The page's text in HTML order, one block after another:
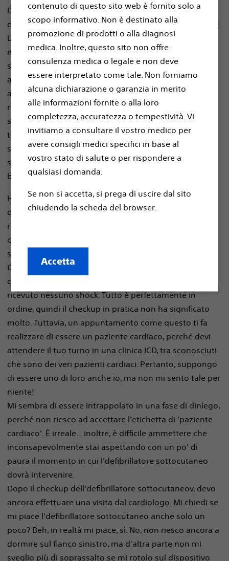
contenuto di questo sito web è fornito solo a
scopo informativo. Non è destinato alla
promozione di prodotti o alla diagnosi
medica. Inoltre, questo sito non offre
consulenza medica o legale e non deve
essere interpretato come tale. Non forniamo
alcuna dichiarazione o garanzia in merito
alle informazioni fornite o alla loro
completezza, accuratezza o tempestività. Vi
invitiamo a consultare il vostro medico per
avere consigli medici specifici in base al
vostro stato di salute o per rispondere a
qualsiasi domanda.
Se non si accetta, si prega di uscire dal sito
chiudendo la scheda del browser.
Accetta
Dopo sei mesi, non ho ancora recuperato
completamente la forma fisica, ma ci sono molto vicino.
Le prime settimane, non riuscivo a credere che sarei
mai più tornato in forma. Ma, improvvisamente, è
sembrato come se fosse stato premuto un pulsante di
accensione invisibile. Il mio livello di forma fisica è
aumentato enormemente: che sollievo! Sono perfino
riuscito a tornare ad andare in bicicletta due volte a
settimana, indossando una maglietta di protezione
toracica per proteggere il mio defibrillatore
sottocutaneo. È stato come vincere la lotteria; mi sono
sentito così felice quando ho scoperto che potevo
beatamente andare in bicicletta di nuovo.
Ho appena avuto il mio primo checkup
dell'defibrillatore sottocutaneo. Mi sono sdraiato e
rilassato mentre il tecnico ICD eseguiva un ECG e
contemporaneamente leggeva l'defibrillatore
sottocutaneo in wireless.
Diagnosi: la batteria è ancora quasi completamente
carica e funziona perfettamente, inoltre non ho ancora
ricevuto nessuno shock. Tutto è perfettamente in
ordine, quindi il checkup in pratica non ha significato
molto. Tuttavia, un appuntamento come questo ti fa
realizzare di essere un paziente cardiaco, perché devi
attendere il tuo turno in una clinica ICD, tra sconosciuti
che sono dei veri pazienti cardiaci. Pertanto, suppongo
di essere uno di loro anche io, ma non mi sento tale per
niente!
Mi sembra di essere intrappolato in una fase di diniego,
perché non riesco ad accettare l'etichetta di 'paziente
cardiaco'. È irreale... inoltre, è difficile ammettere che
inconsapevolmente stai aspettando con un po' di
paura il momento in cui l'defibrillatore sottocutaneo
dovrà intervenire.
Dopo il checkup dell'defibrillatore sottocutaneov, devo
ancora effettuare una visita dal cardiologo. Mi chiedi se
mi piace l'defibrillatore sottocutaneo anche solo un
poco? Beh, in realtà mi piace, sì. No, non riesco ancora a
dormire sul fianco sinistro, ma d'altra parte non mi
sveglio più di soprassalto se mi rotolo sul dispositivo